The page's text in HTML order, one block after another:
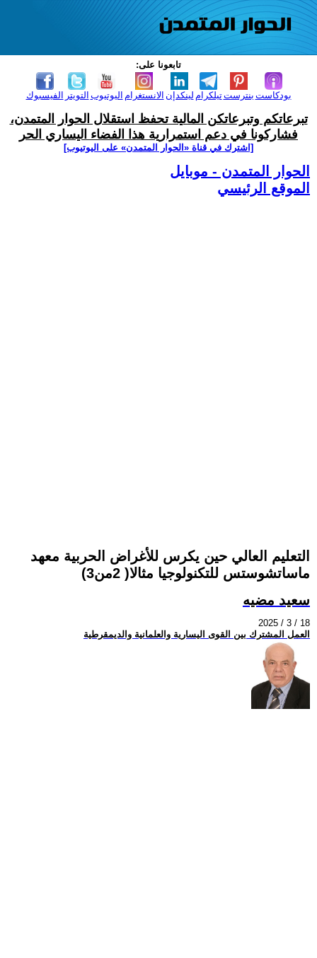
تابعونا على:
الفيسبوك التويتر اليوتيوب الانستغرام لينكدإن تيلكرامبنترست بودكاست
تبرعاتكم وتبرعاتكن المالية تحفظ استقلال الحوار المتمدن،
فشاركونا في دعم استمرارية هذا الفضاء اليساري الحر
[اشترك في قناة ‫«الحوار المتمدن» على اليوتيوب]
الحوار المتمدن - موبايل
الموقع الرئيسي
التعليم العالي حين يكرس للأغراض الحربية معهد
ماساتشوستس للتكنولوجيا مثالا( 2من3)
سعيد مضيه
2025 / 3 / 18
العمل المشترك بين القوى اليسارية والعلمانية والديمقرطية